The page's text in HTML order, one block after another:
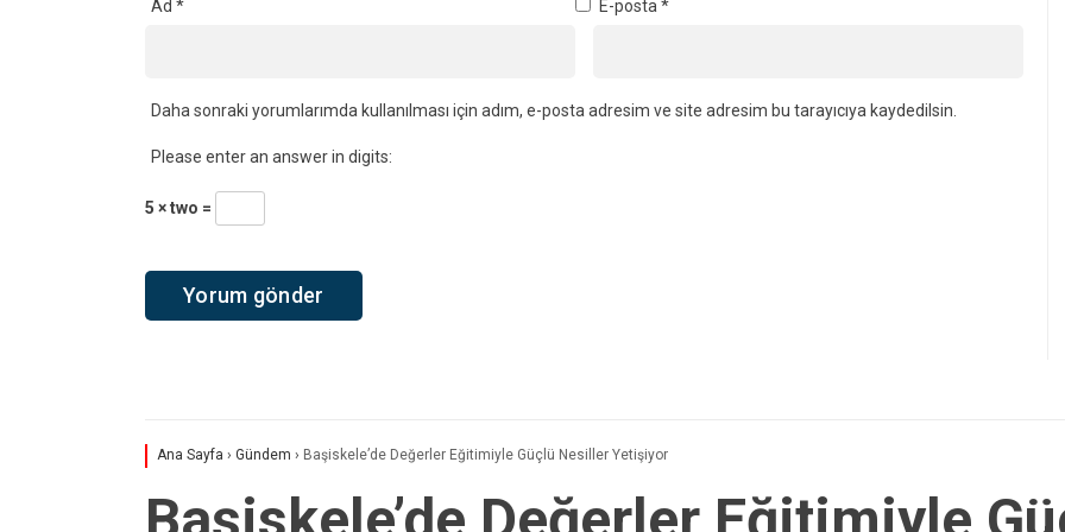
Ad * E-posta *
Daha sonraki yorumlarımda kullanılması için adım, e-posta adresim ve site adresim bu tarayıcıya kaydedilsin.
Please enter an answer in digits:
5 × two =
Ana Sayfa › Gündem › Başiskele’de Değerler Eğitimiyle Güçlü Nesiller Yetişiyor